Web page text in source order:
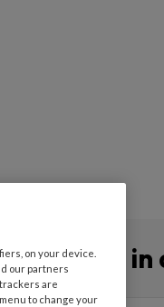
Zoeken
on your device.
our partners
are
to change your